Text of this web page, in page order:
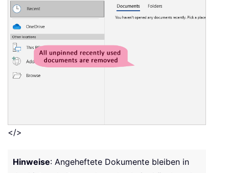
</>
Hinweise: Angeheftete Dokumente bleiben in